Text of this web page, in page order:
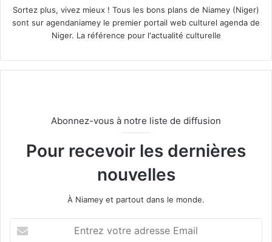
Sortez plus, vivez mieux ! Tous les bons plans de Niamey (Niger)
sont sur agendaniamey le premier portail web culturel agenda de
Niger. La référence pour l'actualité culturelle
Abonnez-vous à notre liste de diffusion
Pour recevoir les dernières
nouvelles
À Niamey et partout dans le monde.